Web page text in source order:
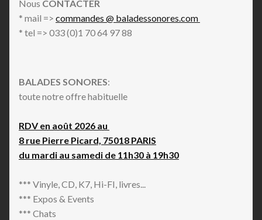
Nous CONTACTER
* mail => commandes @ baladessonores.com
* tel => 033 (0)1 70 64 97 88
BALADES SONORES:
toute notre offre habituelle
RDV en août 2026 au
8 rue Pierre Picard, 75018 PARIS
du mardi au samedi de 11h30 à 19h30
*** Vinyle, CD, K7, Hi-FI, livres...
*** Expos & Events
*** Chats